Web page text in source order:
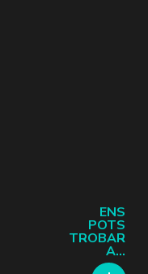
ENS
POTS
TROBAR
A...